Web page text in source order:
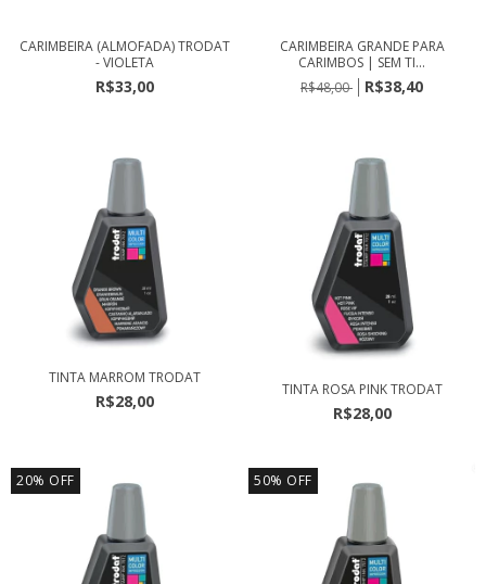
CARIMBEIRA (ALMOFADA) TRODAT
- VIOLETA
R$33,00
CARIMBEIRA GRANDE PARA
CARIMBOS | SEM TI...
R$48,00
R$38,40
TINTA MARROM TRODAT
R$28,00
TINTA ROSA PINK TRODAT
R$28,00
20% OFF 50% OFF